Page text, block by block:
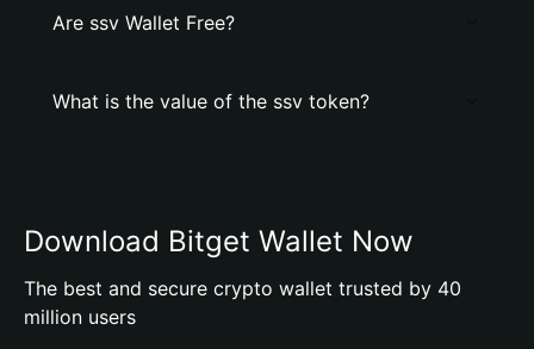
Are ssv Wallet Free?
What is the value of the ssv token?
Download Bitget Wallet Now
The best and secure crypto wallet trusted by 40
million users